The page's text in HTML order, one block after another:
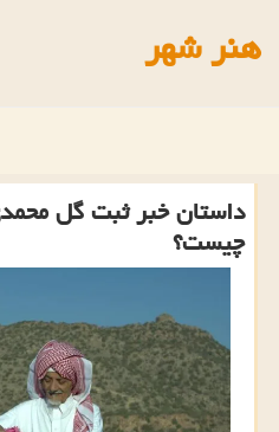
هنر شهر
داستان خبر ثبت گل
چیست؟